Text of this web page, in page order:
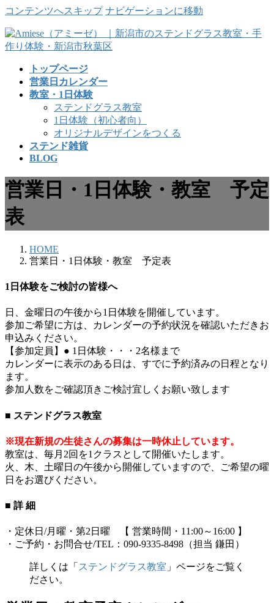
コンテンツへスキップ ナビゲーションに移動
トップページ
営業日カレンダー
教室・1日体験
ステンドグラス教室
1日体験（初心者向）
オリジナルデザインをつくる
ステンド雑貨
BLOG
営業日・1日体験・教室 予定
表
HOME
営業日・1日体験・教室 予定表
1日体験をご検討の皆様へ
日、金曜日の午後から1日体験を開催しています。
参加ご希望に方は、カレンダーの予約状況を確認いただきお
申込みください。
【参加定員】● 1日体験・・・2名様まで
カレンダーに表示のある日は、すでに予約済みの日程となり
ます。
参加人数をご確認頂きご検討宜しくお願い致します
■ ステンドグラス教室
※現在新規の生徒さんの募集は一時休止しています。
教室は、毎月2回を1クラスとして開催いたします。
火、木、土曜日の午後から開催していますので、ご希望の曜
日をお選びください。
■ 詳 細
・定休日/月曜・第2日曜 【 営業時間・11:00～16:00 】
・ご予約・お問合せ/TEL：090-9335-8498（担当 鎌田）
詳しくは「 ステンドグラス教室 」ページをご覧く
ださい。